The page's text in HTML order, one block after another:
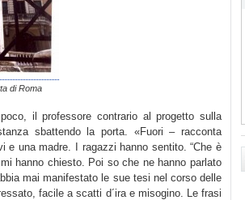
di Roma
il professore contrario al progetto sulla
sbattendo la porta. «Fuori – racconta
e una madre. I ragazzi hanno sentito. “Che è
hanno chiesto. Poi so che ne hanno parlato
mai manifestato le sue tesi nel corso delle
facile a scatti d´ira e misogino. Le frasi